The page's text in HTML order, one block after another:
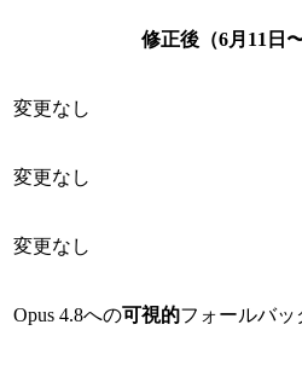
修正後（6月11日〜
変更なし
変更なし
変更なし
Opus 4.8への可視的フォールバッ